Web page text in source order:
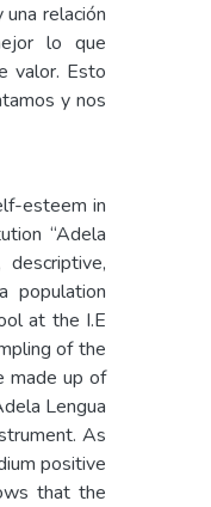
relación
lo que
valor. Esto
y nos
esteem in
“Adela
population
at the I.E
of the
made up of
Lengua
As
positive
that the